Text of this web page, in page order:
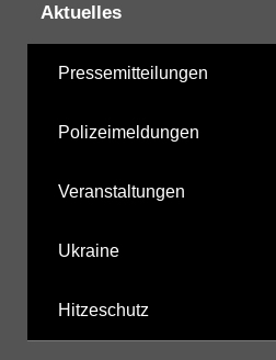
Aktuelles
Pressemitteilungen
Polizeimeldungen
Veranstaltungen
Ukraine
Hitzeschutz